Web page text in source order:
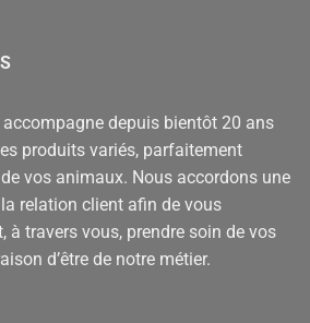
depuis bientôt 20 ans
produits variés, parfaitement
vos animaux. Nous accordons une
relation client afin de vous
à travers vous, prendre soin de vos
d’être de notre métier.